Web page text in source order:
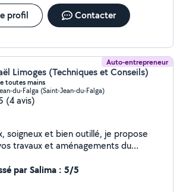
profil Contacter
Auto-entrepreneur
Limoges (Techniques et Conseils)
toutes mains
du-Falga (Saint-Jean-du-Falga)
(4 avis)
soigneux et bien outillé, je propose
travaux et aménagements du
j'interviens pour le montage de
d'éléments toutes pièces,
par Salima : 5/5